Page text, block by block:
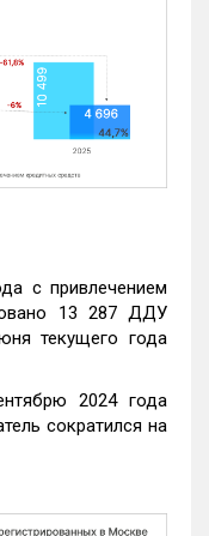
с привлечением
13 287 ДДУ
текущего года
2024 года
сократился на